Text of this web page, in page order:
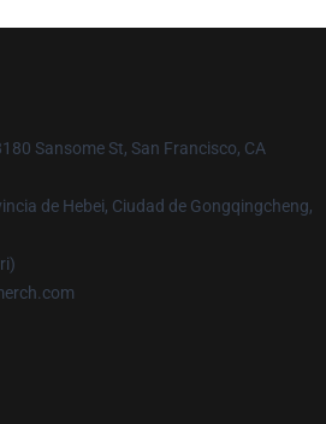
Sansome St, San Francisco, CA
de Hebei, Ciudad de Gongqingcheng,